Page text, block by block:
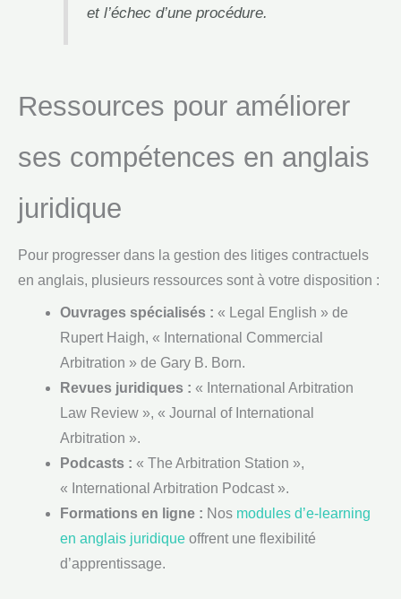
et l’échec d’une procédure.
Ressources pour améliorer
ses compétences en anglais
juridique
Pour progresser dans la gestion des litiges contractuels
en anglais, plusieurs ressources sont à votre disposition :
Ouvrages spécialisés : « Legal English » de
Rupert Haigh, « International Commercial
Arbitration » de Gary B. Born.
Revues juridiques : « International Arbitration
Law Review », « Journal of International
Arbitration ».
Podcasts : « The Arbitration Station »,
« International Arbitration Podcast ».
Formations en ligne : Nos modules d’e-learning
en anglais juridiqueoffrent une flexibilité
d’apprentissage.